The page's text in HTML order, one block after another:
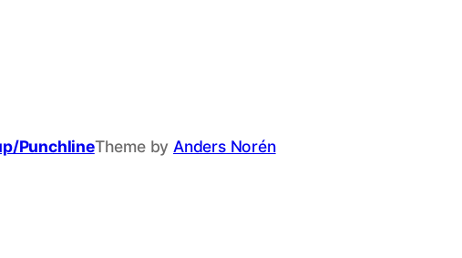
PunchlineTheme by Anders Norén